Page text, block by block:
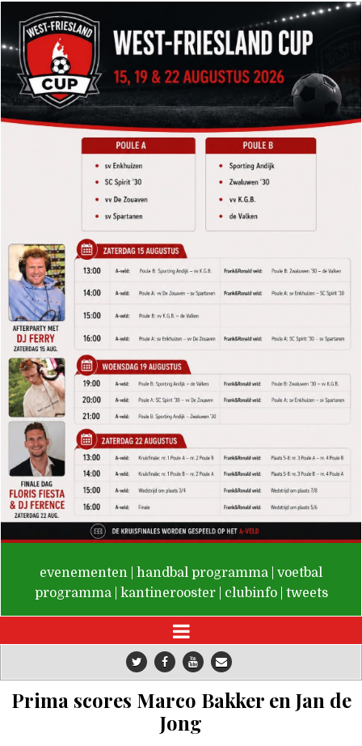
De Valken
evenementen handbal programma
voetbal
programma
kantinerooster clubinfo tweets
Prima scores Marco Bakker en Jan de
Jong